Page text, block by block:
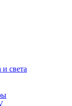
света